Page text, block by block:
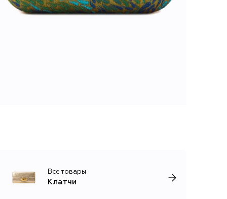
Все товары
Клатчи